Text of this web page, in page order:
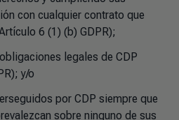
con cualquier contrato que
6 (1) (b) GDPR);
legales de CDP
y/o
por CDP siempre que
sobre ninguno de sus